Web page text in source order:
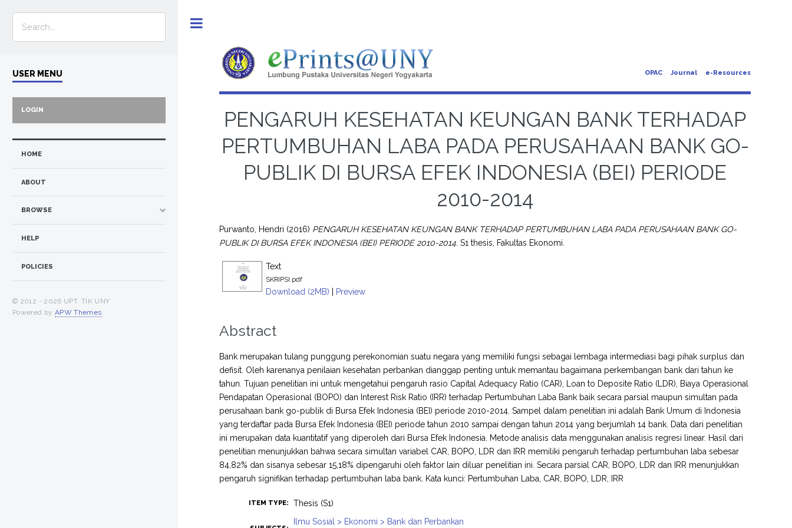
OPAC Journal e-Resources
PENGARUH KESEHATAN KEUNGAN BANK TERHADAP
PERTUMBUHAN LABA PADA PERUSAHAAN BANK GO-
PUBLIK DI BURSA EFEK INDONESIA (BEI) PERIODE
2010-2014
Purwanto, Hendri (2016) PENGARUH KESEHATAN KEUNGAN BANK TERHADAP PERTUMBUHAN LABA PADA PERUSAHAAN BANK GO-
PUBLIK DI BURSA EFEK INDONESIA (BEI) PERIODE 2010-2014. S1 thesis, Fakultas Ekonomi.
Text
SKRIPSI.pdf
Download (2MB) | Preview
Abstract
Bank merupakan tulang punggung perekonomian suatu negara yang memiliki fungsi sebagai lembaga intermediasi bagi pihak surplus dan
defisit. Oleh karenanya penilaian kesehatan perbankan dianggap penting untuk memantau bagaimana perkembangan bank dari tahun ke
tahun. Tujuan penelitian ini untuk mengetahui pengaruh rasio Capital Adequacy Ratio (CAR), Loan to Deposite Ratio (LDR), Biaya Operasional
Pendapatan Operasional (BOPO) dan Interest Risk Ratio (IRR) terhadap Pertumbuhan Laba Bank baik secara parsial maupun simultan pada
perusahaan bank go-publik di Bursa Efek Indonesia (BEI) periode 2010-2014. Sampel dalam penelitian ini adalah Bank Umum di Indonesia
yang terdaftar pada Bursa Efek Indonesia (BEI) periode tahun 2010 sampai dengan tahun 2014 yang berjumlah 14 bank. Data dari penelitian
ini merupakan data kuantitatif yang diperoleh dari Bursa Efek Indonesia. Metode analisis data menggunakan analisis regresi linear. Hasil dari
penelitian menunjukkan bahwa secara simultan variabel CAR, BOPO, LDR dan IRR memiliki pengaruh terhadap pertumbuhan laba sebesar
84,82% dan sisanya sebesar 15,18% dipengaruhi oleh faktor lain diluar penelitian ini. Secara parsial CAR, BOPO, LDR dan IRR menunjukkan
pengaruh signifikan terhadap pertumbuhan laba bank. Kata kunci: Pertumbuhan Laba, CAR, BOPO, LDR, IRR
ITEM TYPE: Thesis (S1)
Ilmu Sosial > Ekonomi > Bank dan Perbankan
USER MENU
LOGIN
HOME
ABOUT
BROWSE
HELP
POLICIES
© 2012 - 2026 UPT. TIK UNY
Powered by APW Themes